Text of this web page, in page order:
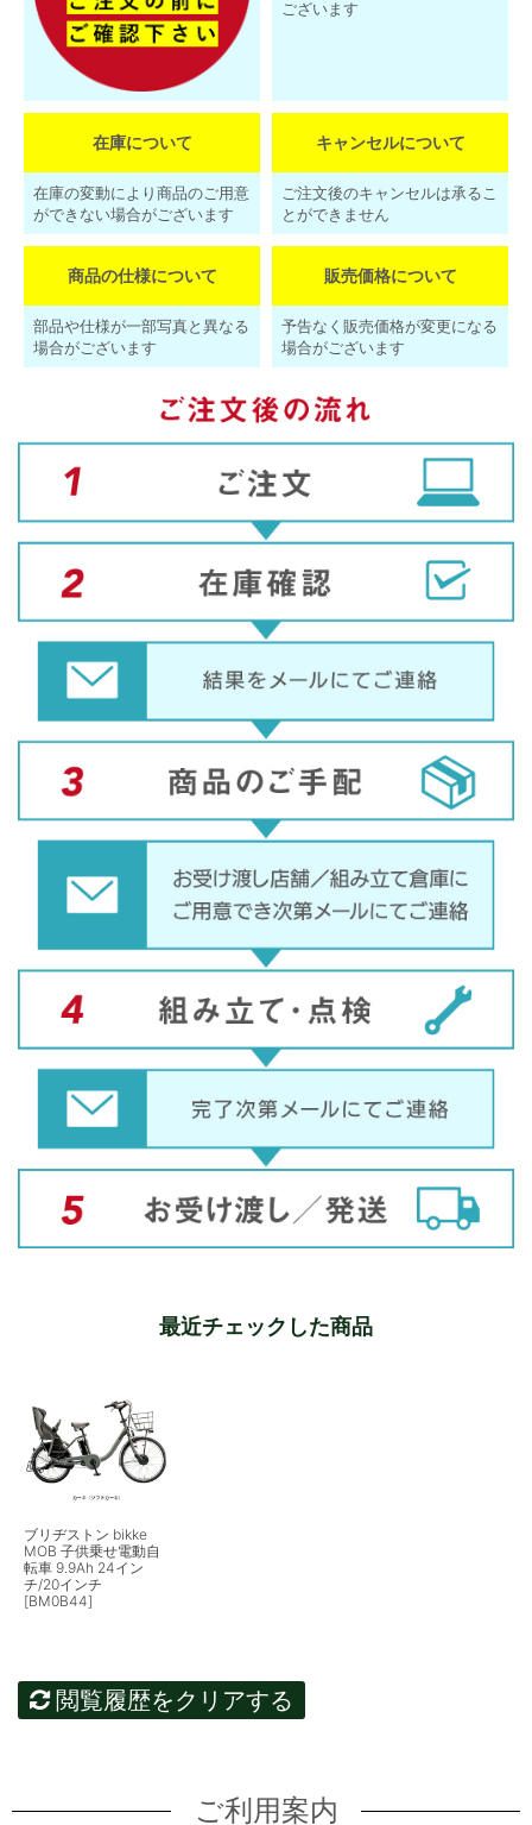
ございます
在庫について
在庫の変動により商品のご用意
ができない場合がございます
キャンセルについて
ご注文後のキャンセルは承るこ
とができません
商品の仕様について
部品や仕様が一部写真と異なる
場合がございます
販売価格について
予告なく販売価格が変更になる
場合がございます
最近チェックした商品
ブリヂストン bikke
MOB 子供乗せ電動自
転車 9.9Ah 24イン
チ/20インチ
[BM0B44]
閲覧履歴をクリアする
ご利用案内